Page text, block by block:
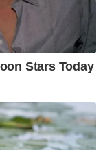
Stars Today